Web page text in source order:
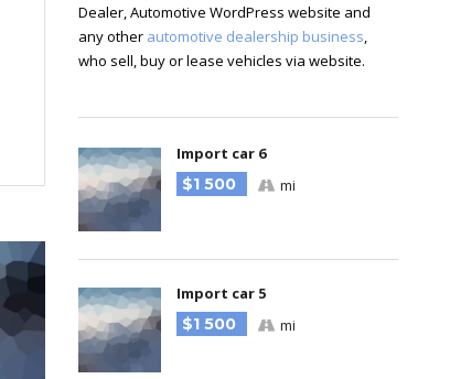
Dealer, Automotive WordPress website and
any other automotive dealership business,
who sell, buy or lease vehicles via website.
Import car 6
$1 500
mi
Import car 5
$1 500
mi